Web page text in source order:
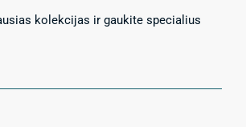
kolekcijas ir gaukite specialius